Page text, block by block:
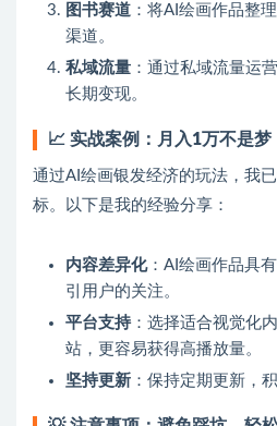
图书赛道 ：将AI绘画作品整
渠道。
私域流量 ：通过私域流量运
长期变现。
📈 实战案例：月入1万不是梦
通过AI绘画银发经济的玩法，我
标。以下是我的经验分享：
内容差异化：AI绘画作品具
引用户的关注。
平台支持：选择适合视觉化
站，更容易获得高播放量。
坚持更新 ：保持定期更新，